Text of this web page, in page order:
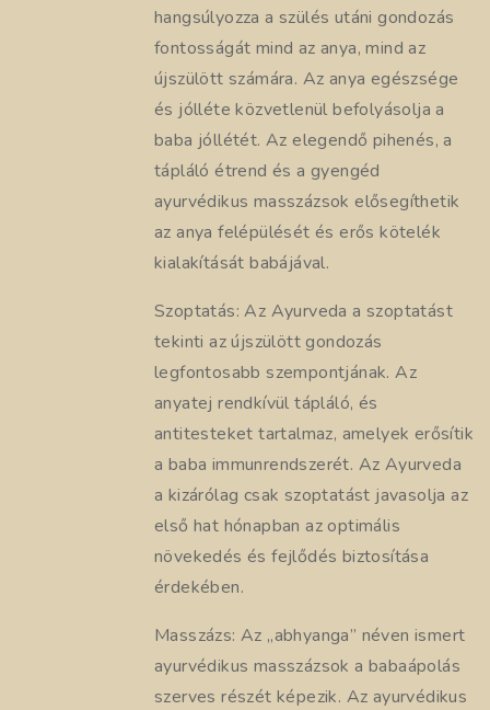
hangsúlyozza a szülés utáni gondozás
fontosságát mind az anya, mind az
újszülött számára. Az anya egészsége
és jólléte közvetlenül befolyásolja a
baba jóllétét. Az elegendő pihenés, a
tápláló étrend és a gyengéd
ayurvédikus masszázsok elősegíthetik
az anya felépülését és erős kötelék
kialakítását babájával.
Szoptatás: Az Ayurveda a szoptatást
tekinti az újszülött gondozás
legfontosabb szempontjának. Az
anyatej rendkívül tápláló, és
antitesteket tartalmaz, amelyek erősítik
a baba immunrendszerét. Az Ayurveda
a kizárólag csak szoptatást javasolja az
első hat hónapban az optimális
növekedés és fejlődés biztosítása
érdekében.
Masszázs: Az „abhyanga” néven ismert
ayurvédikus masszázsok a babaápolás
szerves részét képezik. Az ayurvédikus